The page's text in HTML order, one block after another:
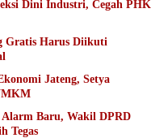
Dini Industri, Cegah PHK
Gratis Harus Diikuti
Jateng, Setya
Alarm Baru, Wakil DPRD
Tegas